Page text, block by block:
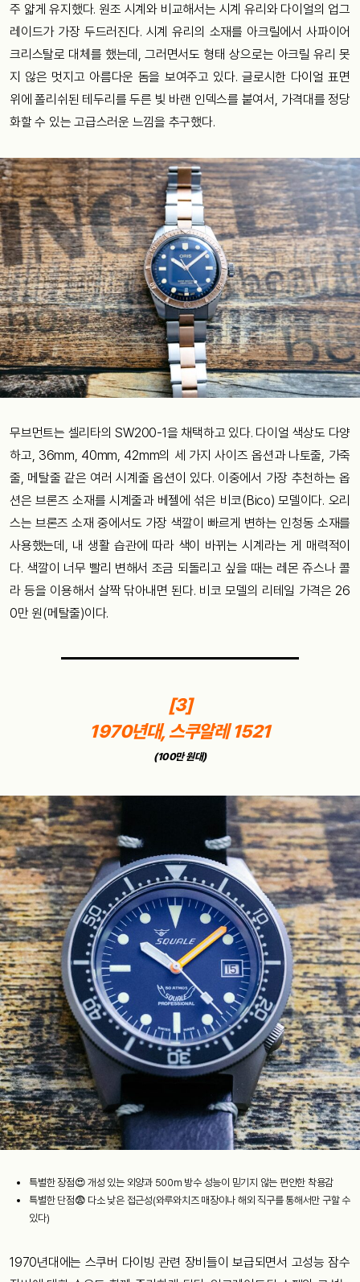
주 얇게 유지했다. 원조 시계와 비교해서는 시계 유리와 다이얼의 업그
레이드가 가장 두드러진다. 시계 유리의 소재를 아크릴에서 사파이어
크리스탈로 대체를 했는데, 그러면서도 형태 상으로는 아크릴 유리 못
지 않은 멋지고 아름다운 돔을 보여주고 있다. 글로시한 다이얼 표면
위에 폴리쉬된 테두리를 두른 빛 바랜 인덱스를 붙여서, 가격대를 정당
화할 수 있는 고급스러운 느낌을 추구했다.
무브먼트는 셀리타의 SW200-1을 채택하고 있다. 다이얼 색상도 다양
하고, 36mm, 40mm, 42mm의 세 가지 사이즈 옵션과 나토줄, 가죽
줄, 메탈줄 같은 여러 시계줄 옵션이 있다. 이중에서 가장 추천하는 옵
션은 브론즈 소재를 시계줄과 베젤에 섞은 비코(Bico) 모델이다. 오리
스는 브론즈 소재 중에서도 가장 색깔이 빠르게 변하는 인청동 소재를
사용했는데, 내 생활 습관에 따라 색이 바뀌는 시계라는 게 매력적이
다. 색깔이 너무 빨리 변해서 조금 되돌리고 싶을 때는 레몬 쥬스나 콜
라 등을 이용해서 살짝 닦아내면 된다. 비코 모델의 리테일 가격은 26
0만 원(메탈줄)이다.
[3]
1970년대, 스쿠알레 1521
(100만 원대)
특별한 장점😍 개성 있는 외양과 500m 방수 성능이 믿기지 않는 편안한 착용감
특별한 단점😨 다소 낮은 접근성(와루와치즈 매장이나 해외 직구를 통해서만 구할 수
있다)
1970년대에는 스쿠버 다이빙 관련 장비들이 보급되면서 고성능 잠수